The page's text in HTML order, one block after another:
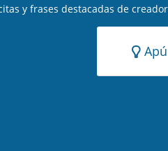
y frases destacadas de